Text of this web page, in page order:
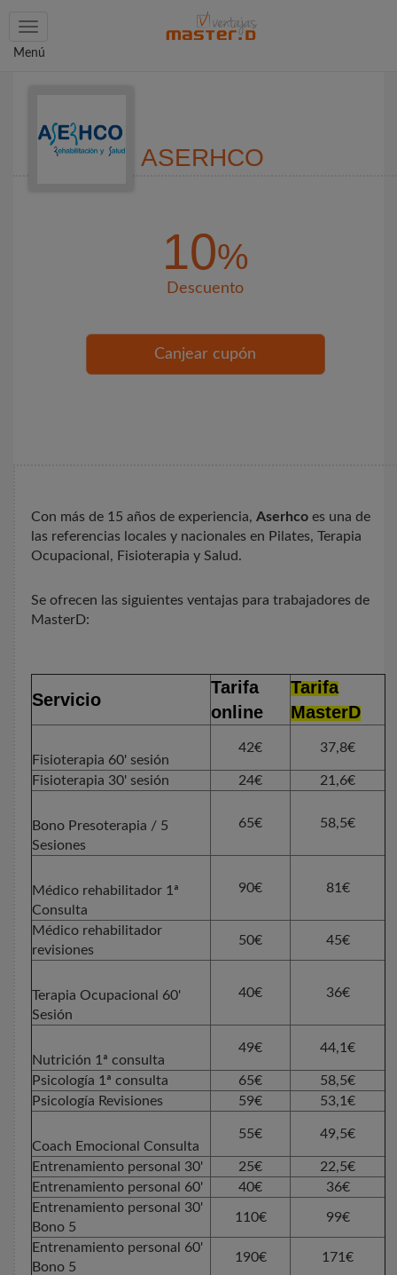
Toggle
navigation
Menú
ASERHCO
10%
Descuento
Canjear cupón
Con más de 15 años de experiencia, Aserhco es una de
las referencias locales y nacionales en Pilates, Terapia
Ocupacional, Fisioterapia y Salud.
Se ofrecen las siguientes ventajas para trabajadores de
MasterD:
Servicio
Tarifa
online
Tarifa
MasterD
Fisioterapia 60' sesión
42€ 37,8€
Fisioterapia 30' sesión 24€ 21,6€
Bono Presoterapia / 5
Sesiones
65€ 58,5€
Médico rehabilitador 1ª
Consulta
90€ 81€
Médico rehabilitador
revisiones
50€ 45€
Terapia Ocupacional 60'
Sesión
40€ 36€
Nutrición 1ª consulta
49€ 44,1€
Psicología 1ª consulta 65€
58,5€
Psicología Revisiones
59€ 53,1€
Coach Emocional Consulta
55€ 49,5€
Entrenamiento personal 30' 25€
22,5€
Entrenamiento personal 60'
40€
36€
Entrenamiento personal 30'
Bono 5
110€ 99€
Entrenamiento personal 60'
Bono 5
190€ 171€